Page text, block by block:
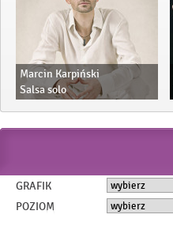
Marcin Karpiński
Salsa solo
GRAFIK
POZIOM